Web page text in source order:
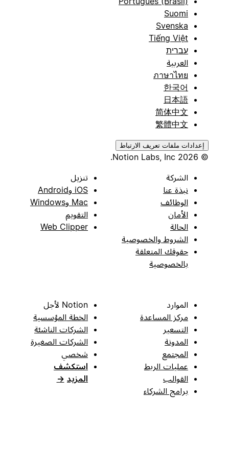
Suomi
Svenska
Tiếng Việt
עברית
العربية
ภาษาไทย
한국어
日本語
简体中文
繁體中文
إعدادات ملفات تعريف الارتباط
الشركة
نبذة عنا
الوظائف
الأمان
الحالة
الشروط والخصوصية
حقوقك المتعلقة
بالخصوصية
تنزيل
iOS وAndroid
Mac وWindows
التقويم
Web Clipper
الموارد
مركز المساعدة
التسعير
المدونة
المجتمع
عمليات الربط
القوالب
برامج الشركاء
Notion لأجل
الخطة المؤسسية
الشركات الناشئة
الشركات الصغيرة
شخصي
استكشف
المزيد →